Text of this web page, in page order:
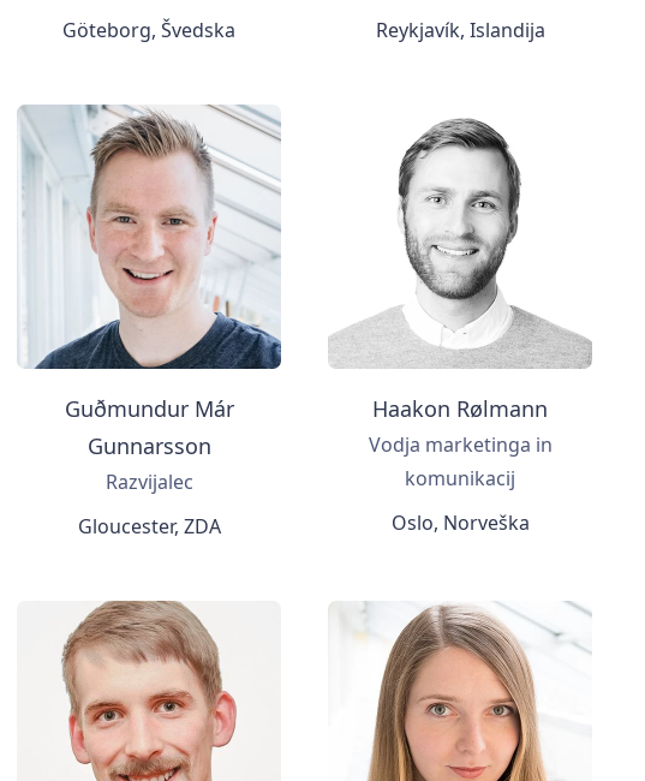
Göteborg, Švedska
Reykjavík, Islandija
Guðmundur Már
Gunnarsson
Razvijalec
Gloucester, ZDA
Haakon Rølmann
Vodja marketinga in
komunikacij
Oslo, Norveška